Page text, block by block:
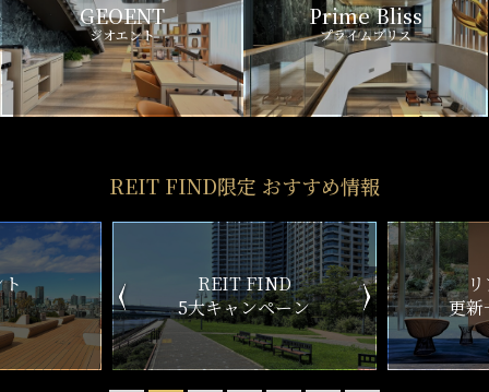
GEOENT
ジオエント
Prime Bliss
プライムブリス
REIT FIND限定 おすすめ情報
ン
リアルタイム
更新一覧チェック
新